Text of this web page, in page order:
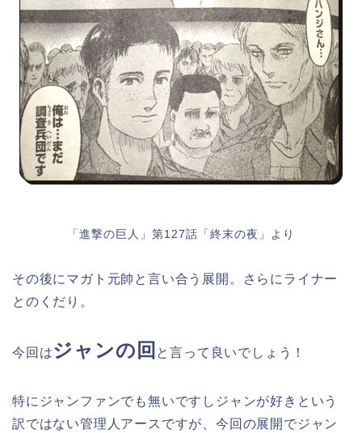
「進撃の巨人」第127話「終末の夜」より
その後にマガト元帥と言い合う展開。さらにライナー
とのくだり。
今回はジャンの回 と言って良いでしょう！
特にジャンファンでも無いですしジャンが好きという
訳ではない管理人アースですが、今回の展開でジャン